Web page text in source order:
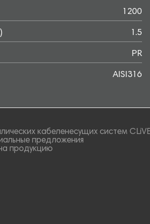
1200
1.5
PR
AISI316
кабеленесущих систем
предложения
продукцию